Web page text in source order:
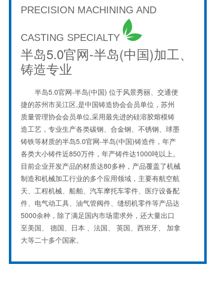
PRECISION MACHINING AND
CASTING SPECIALTY
半岛5.0官网-半岛(中国)加工、
铸造专业
半岛5.0官网-半岛(中国) 位于风景秀丽、交通便
捷的苏州市吴江区,是中国铸造协会会员单位，苏州
质量管理协会会员单位,采用最先进的硅溶胶熔模铸
造工艺，专业生产各类碳钢、合金钢、不锈钢、球墨
铸铁等材质的半岛5.0官网-半岛(中国)铸造件，年产
各类大小铸件近850万件，年产铸件达1000吨以上。
目前企业开发产品的材质达80多种，产品覆盖了机械
制造和机械加工行业的多个应用领域，主要有航空航
天、工程机械、船舶、汽车摩托车零件、医疗设备配
件、电气动工具、油气管阀件、缝纫机零件等产品达
5000余种，除了满足国内市场需求外，还大量出口
至美国、 德国、日本 、法国、 英国、西班牙、 加拿
大等二十多个国家。
企业创建于2003年，占地面积20000平方米，拥